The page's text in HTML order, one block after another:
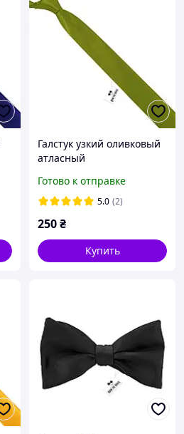
Галстук узкий оливковый
атласный
Готово к отправке
5.0 (2)
250₴
Купить